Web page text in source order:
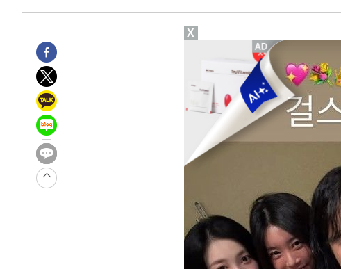
-20131초 전 >축구협회 "압수수색·성접대 논란 사과…쇄신의 기회로 삼겠다"
[속보]'압수수색·성접대 논란' 축구협회 "실망과 걱정 안겨드려 죄
송"
-7269초 전 >
'최고 37도' 폭염 지속…강원동해안 최대 150㎜ 비
-395초 전 >
[속보]뉴욕증시 상승 마감…S&P 0.6% 나스닥 1.3%↑
X